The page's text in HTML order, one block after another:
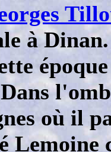
à
où il
Lemoine